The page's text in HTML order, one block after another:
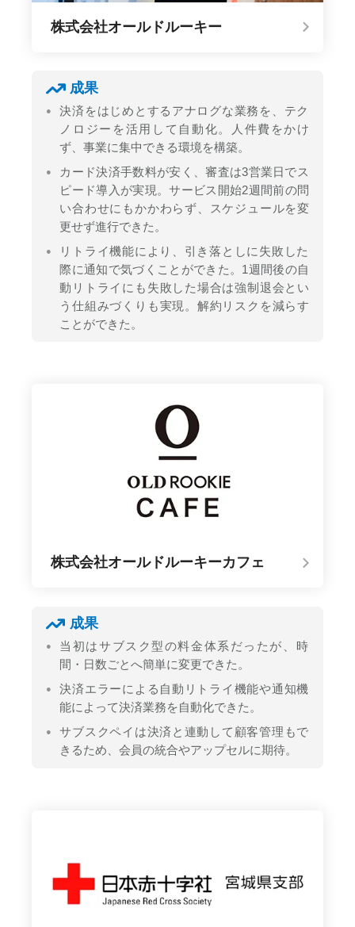
株式会社オールドルーキー
成果
決済をはじめとするアナログな業務を、テク
ノロジーを活用して自動化。人件費をかけ
ず、事業に集中できる環境を構築。
カード決済手数料が安く、審査は3営業日でス
ピード導入が実現。サービス開始2週間前の問
い合わせにもかかわらず、スケジュールを変
更せず進行できた。
リトライ機能により、引き落としに失敗した
際に通知で気づくことができた。1週間後の自
動リトライにも失敗した場合は強制退会とい
う仕組みづくりも実現。解約リスクを減らす
ことができた。
株式会社オールドルーキーカフェ
成果
当初はサブスク型の料金体系だったが、時
間・日数ごとへ簡単に変更できた。
決済エラーによる自動リトライ機能や通知機
能によって決済業務を自動化できた。
サブスクペイは決済と連動して顧客管理もで
きるため、会員の統合やアップセルに期待。